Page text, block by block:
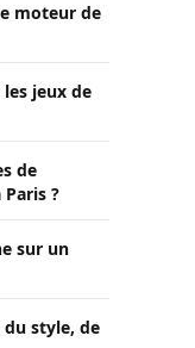
moteur de
jeux de
de
?
sur un
du style, de